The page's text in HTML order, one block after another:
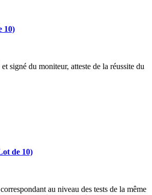
10)
signé du moniteur, atteste de la réussite du
de 10)
au niveau des tests de la même